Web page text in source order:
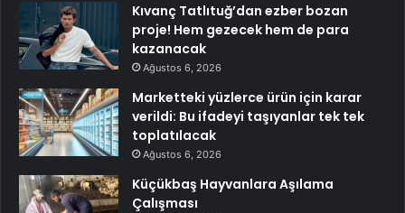
Kıvanç Tatlıtuğ’dan ezber bozan
proje! Hem gezecek hem de para
kazanacak
Ağustos 6, 2026
Marketteki yüzlerce ürün için karar
verildi: Bu ifadeyi taşıyanlar tek tek
toplatılacak
Ağustos 6, 2026
Küçükbaş Hayvanlara Aşılama
Çalışması